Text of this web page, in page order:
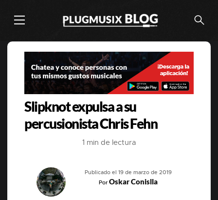
Slipknot expulsa a su
percusionista Chris Fehn
1 min de lectura
Publicado el 19 de marzo de 2019
PorOskar Conislla